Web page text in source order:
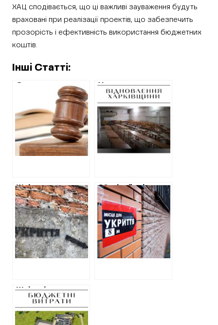
ХАЦ сподівається, що ці важливі зауваження будуть
враховані при реалізації проектів, що забезпечить
прозорість і ефективність використання бюджетних
коштів.
Інші Статті:
Суд закрив
справу щодо
посадовців
“Шляхрембуду”,
яких
звинувачували у
розкраданні
асфальту.
Укриття в школах
та адмінбудівлях
громад
Харківщини, або
Хто укладав
угоди на
будівництво
Шкільне укриття
на Харківщині
хочуть будувати
підприємці, що
мали зв’язки з
сепаратистами
(Виправлено)
20 мільйонів на
проєкти
будівництва
бомбосховищ у
школах:
перемагають
фірми з Полтави
Шкільні укриття
на Харківщині
будують удвічі
дорожче, ніж на